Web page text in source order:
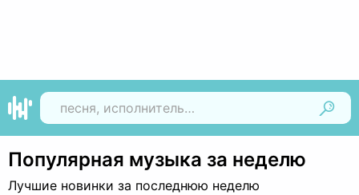
Популярная музыка за неделю
Лучшие новинки за последнюю неделю